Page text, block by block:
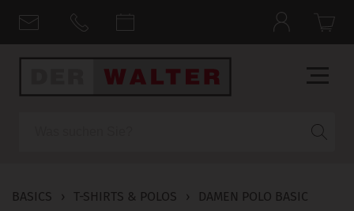
BASICS › T-SHIRTS & POLOS › DAMEN POLO BASIC